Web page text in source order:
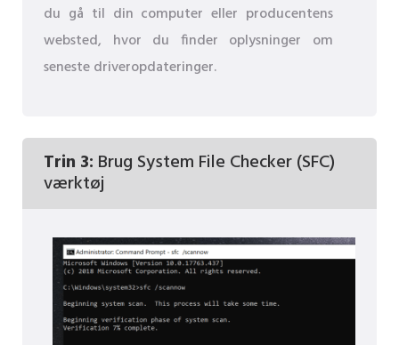
du gå til din computer eller producentens
websted, hvor du finder oplysninger om
seneste driveropdateringer.
Trin 3: Brug System File Checker (SFC)
værktøj